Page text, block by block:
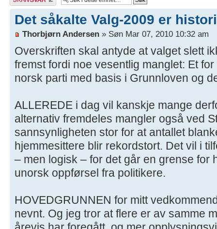
Det såkalte Valg-2009 er
Thorbjørn Andersen » Søn Mar 07, 2010 10:32 am
Overskriften skal antyde at valget slett
fremst fordi noe vesentlig manglet: Et
norsk parti med basis i Grunnloven og
ALLEREDE i dag vil kanskje mange
alternativ fremdeles mangler også ved
sannsynligheten stor for at antallet
hjemmesittere blir rekordstort. Det vil i
– men logisk – for det går en grense for
unorsk oppførsel fra politikere.
HOVEDGRUNNEN for mitt
nevnt. Og jeg tror at flere er av samme